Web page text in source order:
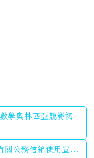
學奧林匹亞競賽初
公務信箱使用宣...